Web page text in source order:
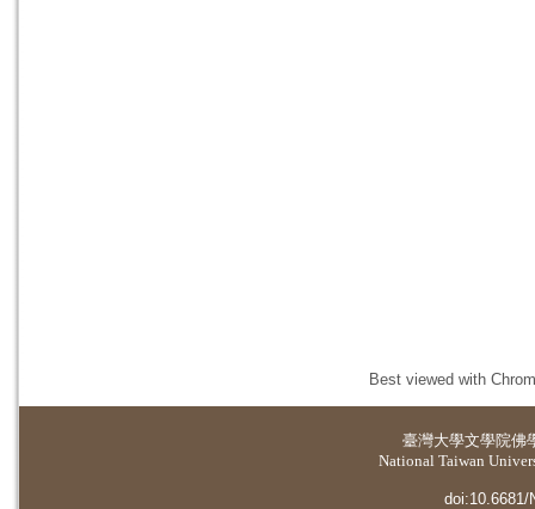
Best viewed with
臺灣大學文學院佛
National Taiwan
doi:10.6681/